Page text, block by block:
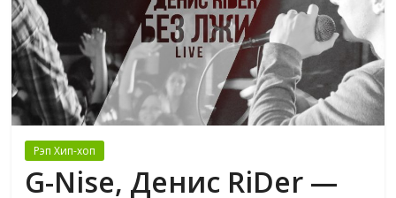
Рэп Хип-хоп
G-Nise, Денис RiDer —